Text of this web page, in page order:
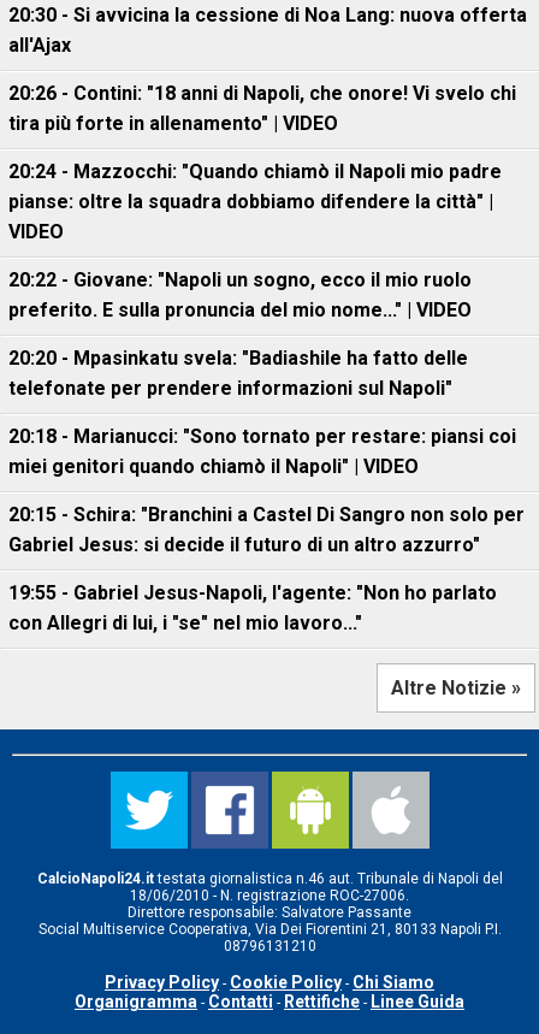
20:30 - Si avvicina la cessione di Noa Lang: nuova offerta
all'Ajax
20:26 - Contini: "18 anni di Napoli, che onore! Vi svelo chi
tira più forte in allenamento" | VIDEO
20:24 - Mazzocchi: "Quando chiamò il Napoli mio padre
pianse: oltre la squadra dobbiamo difendere la città" |
VIDEO
20:22 - Giovane: "Napoli un sogno, ecco il mio ruolo
preferito. E sulla pronuncia del mio nome..." | VIDEO
20:20 - Mpasinkatu svela: "Badiashile ha fatto delle
telefonate per prendere informazioni sul Napoli"
20:18 - Marianucci: "Sono tornato per restare: piansi coi
miei genitori quando chiamò il Napoli" | VIDEO
20:15 - Schira: "Branchini a Castel Di Sangro non solo per
Gabriel Jesus: si decide il futuro di un altro azzurro"
19:55 - Gabriel Jesus-Napoli, l'agente: "Non ho parlato
con Allegri di lui, i "se" nel mio lavoro..."
Altre Notizie »
CalcioNapoli24.ittestata giornalistica n.46 aut. Tribunale di Napoli del
18/06/2010 - N. registrazione ROC-27006.
Direttore responsabile: Salvatore Passante
Social Multiservice Cooperativa, Via Dei Fiorentini 21, 80133 Napoli P.I.
08796131210
Privacy Policy - Cookie Policy - Chi Siamo
Organigramma - Contatti - Rettifiche - Linee Guida